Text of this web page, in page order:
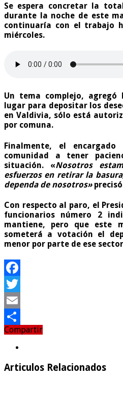
Se espera concretar la
durante la noche de este
continuaría con el trabajo
miércoles.
Un tema complejo, agregó
lugar para depositar los
en Valdivia, sólo está
por comuna.
Finalmente, el
comunidad a tener
situación. «Nosotros
esfuerzos en retirar la
dependa de nosotros»
Con respecto al paro, el
funcionarios número 2
mantiene, pero que este
someterá a votación el
menor por parte de ese
Facebook
Twitter
Email
Compartir
Compartir
Articulos Relacionados